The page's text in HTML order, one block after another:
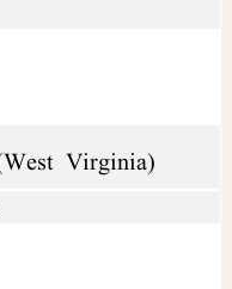
Virginia)